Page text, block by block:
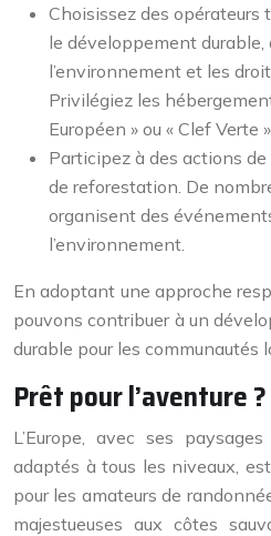
Choisissez des opérateurs
le développement
l’environnement et les
Privilégiez les
Européen » ou « Clef Verte ».
Participez à des actions
de reforestation. De
organisent des
l’environnement.
En adoptant une approche
pouvons contribuer à un
durable pour les communautés
Prêt pour l’aventure ?
L’Europe, avec ses
adaptés à tous les niveaux,
pour les amateurs de
majestueuses aux côtes